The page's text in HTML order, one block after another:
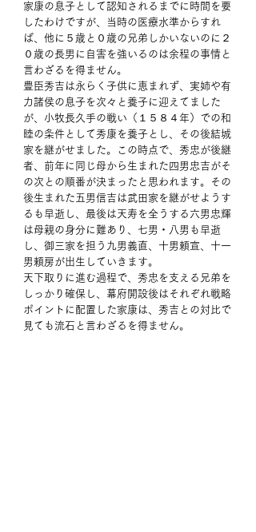
家康の息子として認知されるまでに時間を要
したわけですが、当時の医療水準からすれ
ば、他に５歳と０歳の兄弟しかいないのに２
０歳の長男に自害を強いるのは余程の事情と
言わざるを得ません。
豊臣秀吉は永らく子供に恵まれず、実姉や有
力諸侯の息子を次々と養子に迎えてました
が、小牧長久手の戦い（１５８４年）での和
睦の条件として秀康を養子とし、その後結城
家を継がせました。この時点で、秀忠が後継
者、前年に同じ母から生まれた四男忠吉がそ
の次との順番が決まったと思われます。その
後生まれた五男信吉は武田家を継がせようす
るも早逝し、最後は天寿を全うする六男忠輝
は母親の身分に難あり、七男・八男も早逝
し、御三家を担う九男義直、十男頼宣、十一
男頼房が出生していきます。
天下取りに進む過程で、秀忠を支える兄弟を
しっかり確保し、幕府開設後はそれぞれ戦略
ポイントに配置した家康は、秀吉との対比で
見ても流石と言わざるを得ません。